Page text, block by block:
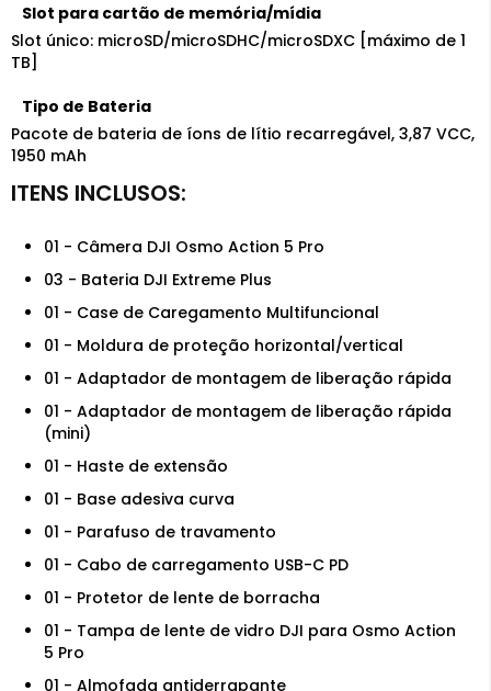
Slot para cartão de memória/mídia
Slot único: microSD/microSDHC/microSDXC [máximo de 1
TB]
Tipo de Bateria
Pacote de bateria de íons de lítio recarregável, 3,87 VCC,
1950 mAh
01 - Câmera DJI Osmo Action 5 Pro
03 - Bateria DJI Extreme Plus
01 - Case de Caregamento Multifuncional
01 - Moldura de proteção horizontal/vertical
01 - Adaptador de montagem de liberação rápida
01 - Adaptador de montagem de liberação rápida
(mini)
01 - Haste de extensão
01 - Base adesiva curva
01 - Parafuso de travamento
01 - Cabo de carregamento USB-C PD
01 - Protetor de lente de borracha
01 - Tampa de lente de vidro DJI para Osmo Action
5 Pro
01 - Almofada antiderrapante